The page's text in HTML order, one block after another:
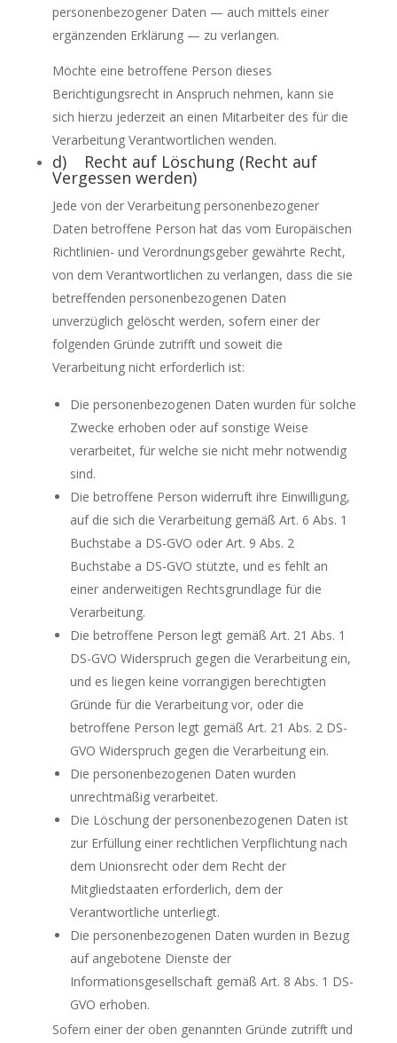
personenbezogener Daten — auch mittels einer
ergänzenden Erklärung — zu verlangen.
Möchte eine betroffene Person dieses
Berichtigungsrecht in Anspruch nehmen, kann sie
sich hierzu jederzeit an einen Mitarbeiter des für die
Verarbeitung Verantwortlichen wenden.
d) Recht auf Löschung (Recht auf
Vergessen werden)
Jede von der Verarbeitung personenbezogener
Daten betroffene Person hat das vom Europäischen
Richtlinien- und Verordnungsgeber gewährte Recht,
von dem Verantwortlichen zu verlangen, dass die sie
betreffenden personenbezogenen Daten
unverzüglich gelöscht werden, sofern einer der
folgenden Gründe zutrifft und soweit die
Verarbeitung nicht erforderlich ist:
Die personenbezogenen Daten wurden für solche
Zwecke erhoben oder auf sonstige Weise
verarbeitet, für welche sie nicht mehr notwendig
sind.
Die betroffene Person widerruft ihre Einwilligung,
auf die sich die Verarbeitung gemäß Art. 6 Abs. 1
Buchstabe a DS-GVO oder Art. 9 Abs. 2
Buchstabe a DS-GVO stützte, und es fehlt an
einer anderweitigen Rechtsgrundlage für die
Verarbeitung.
Die betroffene Person legt gemäß Art. 21 Abs. 1
DS-GVO Widerspruch gegen die Verarbeitung ein,
und es liegen keine vorrangigen berechtigten
Gründe für die Verarbeitung vor, oder die
betroffene Person legt gemäß Art. 21 Abs. 2 DS-
GVO Widerspruch gegen die Verarbeitung ein.
Die personenbezogenen Daten wurden
unrechtmäßig verarbeitet.
Die Löschung der personenbezogenen Daten ist
zur Erfüllung einer rechtlichen Verpflichtung nach
dem Unionsrecht oder dem Recht der
Mitgliedstaaten erforderlich, dem der
Verantwortliche unterliegt.
Die personenbezogenen Daten wurden in Bezug
auf angebotene Dienste der
Informationsgesellschaft gemäß Art. 8 Abs. 1 DS-
GVO erhoben.
Sofern einer der oben genannten Gründe zutrifft und